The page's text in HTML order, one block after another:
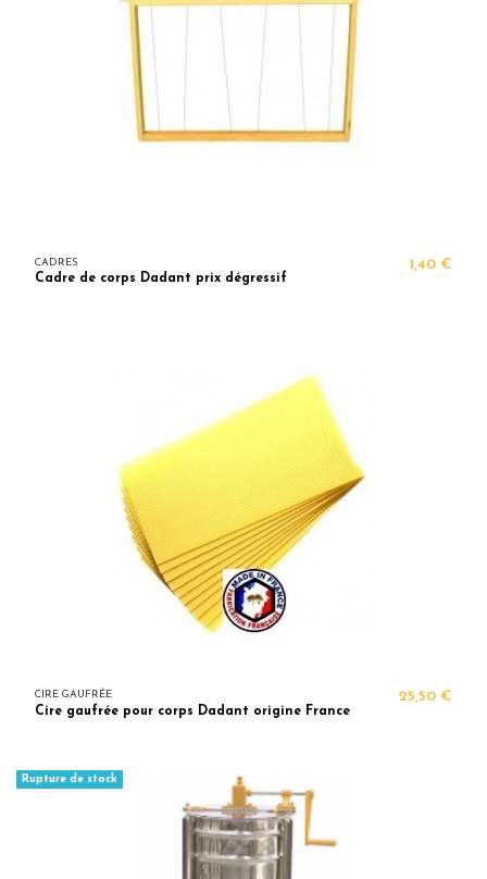
CADRES
Cadre de corps Dadant prix dégressif
1,40 €
CIRE GAUFRÉE
Cire gaufrée pour corps Dadant origine France
25,50 €
Rupture de stock